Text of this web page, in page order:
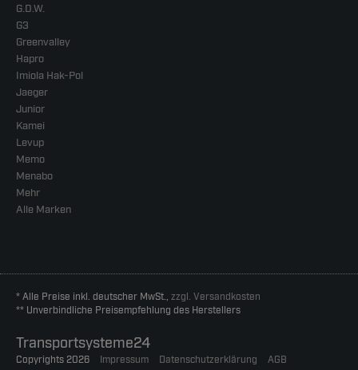
G.D.W.
G3
Greenvalley
Hapro
Imiola Hak-Pol
Jaeger
Junior
Kamei
Levup
Memo
Menabo
Mehr
Alle Marken
* Alle Preise inkl. deutscher MwSt., zzgl. Versandkosten
** Unverbindliche Preisempfehlung des Herstellers
Transportsysteme24
Copyrights 2026 Impressum Datenschutzerklärung AGB